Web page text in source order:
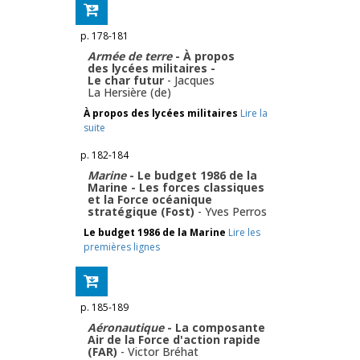
p. 178-181
Armée de terre - À propos
des lycées militaires -
Le char futur - Jacques
La Hersière (de)
À propos des lycées militaires Lire la
suite
p. 182-184
Marine - Le budget 1986 de la
Marine - Les forces classiques
et la Force océanique
stratégique (Fost)- Yves Perros
Le budget 1986 de la Marine Lire les
premières lignes
p. 185-189
Aéronautique - La composante
Air de la Force d'action rapide
(FAR) - Victor Bréhat